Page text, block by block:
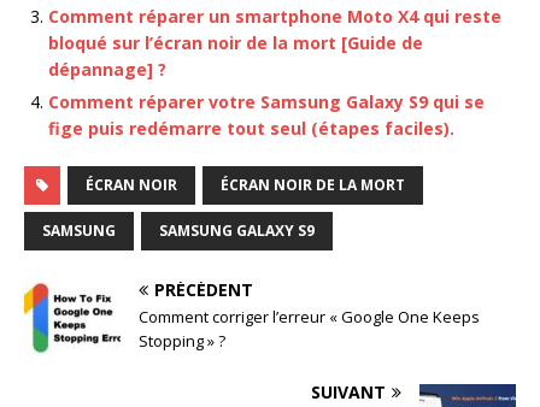
Comment réparer un smartphone Moto X4 qui reste
bloqué sur l’écran noir de la mort [Guide de
dépannage] ?
Comment réparer votre Samsung Galaxy S9 qui se
fige puis redémarre tout seul (étapes faciles).
ÉCRAN NOIR ÉCRAN NOIR DE LA MORT
SAMSUNG SAMSUNG GALAXY S9
PRÉCÉDENT
Comment corriger l’erreur « Google One Keeps
Stopping » ?
SUIVANT